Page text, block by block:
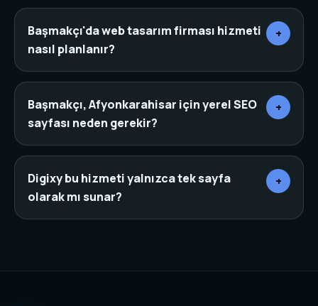
Başmakçı'da web tasarım firması hizmeti
nasıl planlanır?
+
Önce sektör, rakipler, hedef müşteri ve mevcut
dijital varlıklar incelenir. Ardından sayfa mimarisi,
içerik, tasarım, teknik altyapı ve dönüşüm noktaları
Başmakçı, Afyonkarahisar için yerel SEO
sayfası neden gerekir?
+
Yerel SEO sayfaları, arama yapan kişinin bulunduğu
şehir veya ilçeye göre daha net bir niyet yakalar. Bu
yapı doğru başlık, canonical, schema ve iç linklerle
Digixy bu hizmeti yalnızca tek sayfa
olarak mı sunar?
+